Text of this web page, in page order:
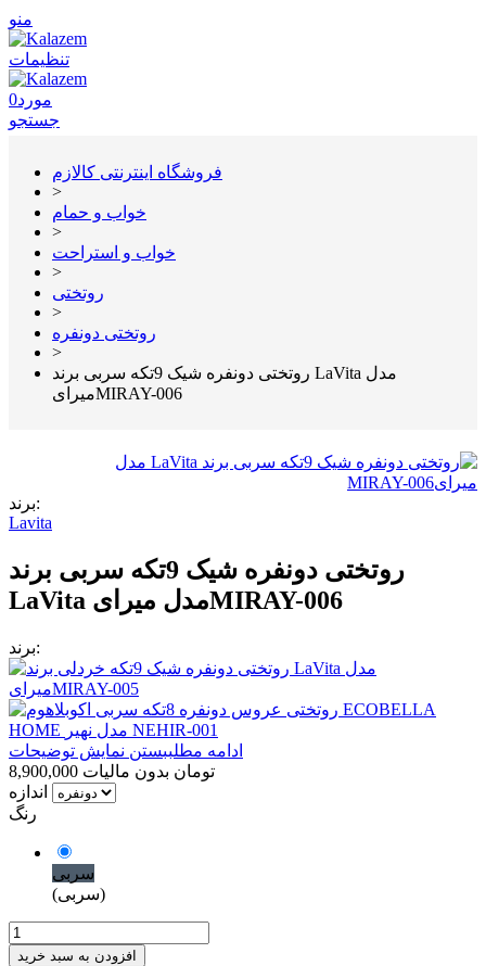
منو
تنظیمات
0مورد
جستجو
فروشگاه اینترنتی کالازم
>
خواب و حمام
>
خواب و استراحت
>
روتختی
>
روتختی دونفره
>
روتختی دونفره شیک 9تکه سربی برند LaVita مدل
میرایMIRAY-006
برند:
Lavita
روتختی دونفره شیک 9تکه سربی برند
LaVita مدل میرایMIRAY-006
برند:
ادامه مطلببستن نمایش توضیحات
8,900,000 تومان بدون مالیات
اندازه
رنگ
سربی
(سربی)
افزودن به سبد خرید